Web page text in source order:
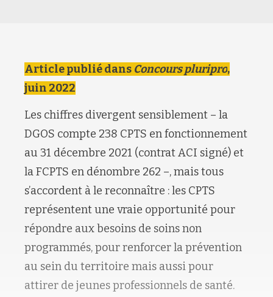
Article publié dans Concours pluripro,
juin 2022
Les chiffres divergent sensiblement – la
DGOS compte 238 CPTS en fonctionnement
au 31 décembre 2021 (contrat ACI signé) et
la FCPTS en dénombre 262 –, mais tous
s’accordent à le reconnaître : les CPTS
représentent une vraie opportunité pour
répondre aux besoins de soins non
programmés, pour renforcer la prévention
au sein du territoire mais aussi pour
attirer de jeunes professionnels de santé.